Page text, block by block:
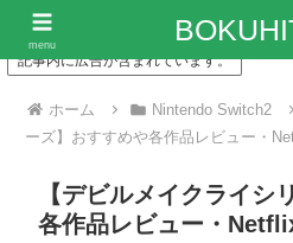
記事内に広告が含まれています。
ホーム Nintendo Switch2
ーズ】おすすめや各作品レビュー・
【デビルメイクライシ
各作品レビュー・
menu